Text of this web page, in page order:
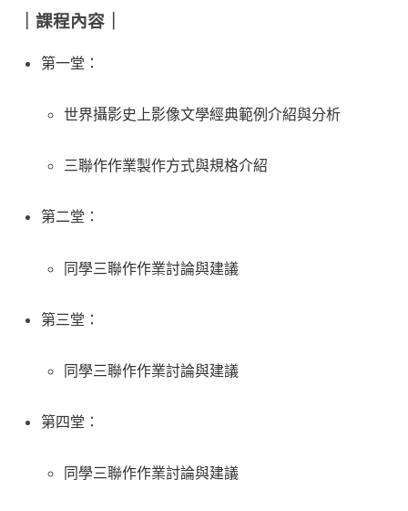
｜課程內容｜
第一堂：
世界攝影史上影像文學經典範例介紹與分析
三聯作作業製作方式與規格介紹
第二堂：
同學三聯作作業討論與建議
第三堂：
同學三聯作作業討論與建議
第四堂：
同學三聯作作業討論與建議